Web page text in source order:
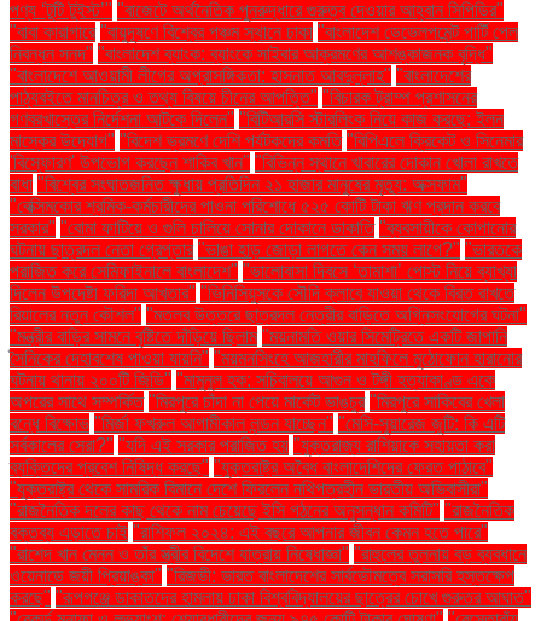
পণ্য ‘টুটি টুইস্ট’" "বাজেটে অর্থনৈতিক পুনরুদ্ধারে গুরুত্ব দেওয়ার আহ্বান সিপিডির"
"বাবা কারাগারে "বায়ুদূষণে বিশ্বের পঞ্চম স্থানে ঢাকা "বাংলাদেশ ডেভেলপমেন্ট পার্টি পেল
নিবন্ধন সনদ" "বাংলাদেশ ব্যাংক: ব্যাংকে সাইবার আক্রমণের আশঙ্কাজনক বৃদ্ধি"
"বাংলাদেশে আওয়ামী লীগের অপ্রাসঙ্গিকতা: হাসনাত আবদুল্লাহ" "বাংলাদেশের
পাঠ্যবইতে মানচিত্র ও তথ্য বিষয়ে চীনের আপত্তি" "বিচারক ট্রাম্প প্রশাসনের
গণবরখাস্তের নির্দেশনা আটকে দিলেন" "বিটিআরসি স্টারলিংক নিয়ে কাজ করছে: ইলন
মাস্কের উদ্যোগ" "বিদেশ ভ্রমণে দেশি পর্যটকদের কমতি "বিপিএলে ক্রিকেট ও সিনেমার
'বিস্ফোরণ' উপভোগ করছেন শাকিব খান" "বিভিন্ন স্থানে খাবারের দোকান খোলা রাখতে
বাধা "বিশ্বের সংঘাতজনিত ক্ষুধায় প্রতিদিন ২১ হাজার মানুষের মৃত্যু: অক্সফাম"
"বেক্সিমকোর শ্রমিক-কর্মচারীদের পাওনা পরিশোধে ৫২৫ কোটি টাকা ঋণ প্রদান করবে
সরকার" "বোমা ফাটিয়ে ও গুলি চালিয়ে সোনার দোকানে ডাকাতি "ব্যবসায়ীকে কোপানোর
ঘটনায় ছাত্রদল নেতা গ্রেপ্তার "ভাঙা হাড় জোড়া লাগতে কেন সময় লাগে?" "ভারতকে
পরাজিত করে সেমিফাইনালে বাংলাদেশ" "ভালোবাসা দিবসে ‘তামাশা’ পোস্ট নিয়ে ব্যাখ্যা
দিলেন উপদেষ্টা ফরিদা আখতার" "ভিনিসিয়ুসকে সৌদি ক্লাবে যাওয়া থেকে বিরত রাখতে
রিয়ালের নতুন কৌশল" "মতলব উত্তরে ছাত্রদল নেত্রীর বাড়িতে অগ্নিসংযোগের ঘটনা"
"মন্ত্রীর বাড়ির সামনে বৃষ্টিতে দাঁড়িয়ে ছিলাম "ময়নামতি ওয়ার সিমেট্রিতে একটি জাপানি
সৈনিকের দেহাবশেষ পাওয়া যায়নি" "ময়মনসিংহে আজহারীর মাহফিলে মুঠোফোন হারানোর
ঘটনায় থানায় ২০০টি জিডি" "মামুনুল হক: সচিবালয়ে আগুন ও টঙ্গী হত্যাকাণ্ড একে
অপরের সাথে সম্পর্কিত "মিরপুরে চাঁদা না পেয়ে মার্কেট ভাঙচুর "মিরপুরে সাকিবের খেলা
বন্ধে বিক্ষোভ "মির্জা ফখরুল আগামীকাল লন্ডন যাচ্ছেন" "মেসি-সুয়ারেজ জুটি: কি এটি
সর্বকালের সেরা?" "যদি এই সরকার পরাজিত হয় "যুক্তরাজ্য রাশিয়াকে সহায়তা করা
ব্যক্তিদের প্রবেশ নিষিদ্ধ করছে" "যুক্তরাষ্ট্র অবৈধ বাংলাদেশিদের ফেরত পাঠাবে"
"যুক্তরাষ্ট্র থেকে সামরিক বিমানে দেশে ফিরলেন নথিপত্রহীন ভারতীয় অভিবাসীরা"
"রাজনৈতিক দলের কাছ থেকে নাম চেয়েছে ইসি গঠনের অনুসন্ধান কমিটি" "রাজনৈতিক
বক্তব্য এড়াতে চাই "রাশিফল ২০২৪: এই বছরে আপনার জীবন কেমন হতে পারে"
"রাশেদ খান মেনন ও তাঁর স্ত্রীর বিদেশে যাত্রায় নিষেধাজ্ঞা" "রাহুলের তুলনায় বড় ব্যবধানে
ওয়েনাডে জয়ী প্রিয়াঙ্কা" "রিজভী: ভারত বাংলাদেশের সার্বভৌমত্বে সরাসরি হস্তক্ষেপ
করছে" "রূপগঞ্জে ডাকাতদের হামলায় ঢাকা বিশ্ববিদ্যালয়ের ছাত্রের চোখে গুরুতর আঘাত"